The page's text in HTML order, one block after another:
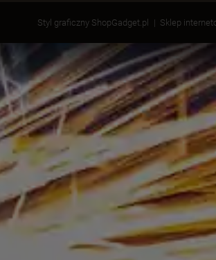
Styl graficzny ShopGadget.pl Sklep